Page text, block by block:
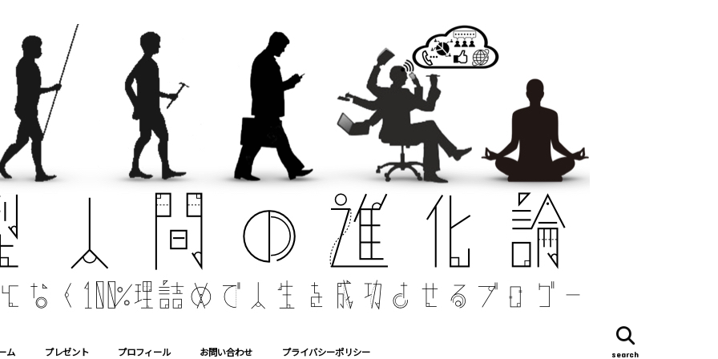
search
ム プレゼント プロフィール お問い合わせ プライバシーポリシー